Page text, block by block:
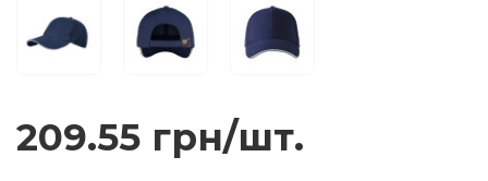
209.55 грн/шт.